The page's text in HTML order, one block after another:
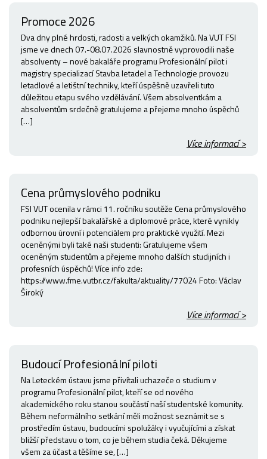
Promoce 2026
Dva dny plné hrdosti, radosti a velkých okamžiků. Na VUT FSI
jsme ve dnech 07.-08.07.2026 slavnostně vyprovodili naše
absolventy – nové bakaláře programu Profesionální pilot i
magistry specializací Stavba letadel a Technologie provozu
letadlové a letištní techniky, kteří úspěšně uzavřeli tuto
důležitou etapu svého vzdělávání. Všem absolventkám a
absolventům srdečně gratulujeme a přejeme mnoho úspěchů
[…]
Více informací >
Cena průmyslového podniku
FSI VUT ocenila v rámci 11. ročníku soutěže Cena průmyslového
podniku nejlepší bakalářské a diplomové práce, které vynikly
odbornou úrovní i potenciálem pro praktické využití. Mezi
oceněnými byli také naši studenti: Gratulujeme všem
oceněným studentům a přejeme mnoho dalších studijních i
profesních úspěchů! Více info zde:
https://www.fme.vutbr.cz/fakulta/aktuality/77024 Foto: Václav
Široký
Více informací >
Budoucí Profesionální piloti
Na Leteckém ústavu jsme přivítali uchazeče o studium v
programu Profesionální pilot, kteří se od nového
akademického roku stanou součástí naší studentské komunity.
Během neformálního setkání měli možnost seznámit se s
prostředím ústavu, budoucími spolužáky i vyučujícími a získat
bližší představu o tom, co je během studia čeká. Děkujeme
všem za účast a těšíme se, […]